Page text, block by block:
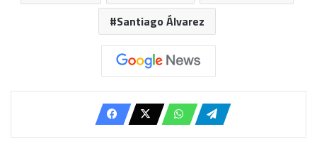
Santiago Álvarez